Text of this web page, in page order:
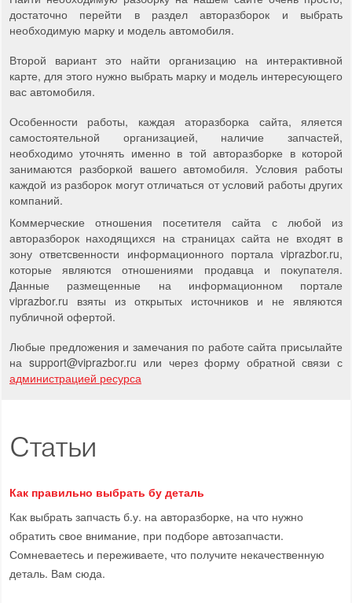
достаточно перейти в раздел авторазборок и выбрать
необходимую марку и модель автомобиля.
Второй вариант это найти организацию на интерактивной
карте, для этого нужно выбрать марку и модель интересующего
вас автомобиля.
Особенности работы, каждая аторазборка сайта, яляется
самостоятельной организацией, наличие запчастей,
необходимо уточнять именно в той авторазборке в которой
занимаются разборкой вашего автомобиля. Условия работы
каждой из разборок могут отличаться от условий работы других
компаний.
Коммерческие отношения посетителя сайта с любой из
авторазборок находящихся на страницах сайта не входят в
зону ответсвенности информационного портала viprazbor.ru,
которые являются отношениями продавца и покупателя.
Данные размещенные на информационном портале
viprazbor.ru взяты из открытых источников и не являются
публичной офертой.
Любые предложения и замечания по работе сайта присылайте
на support@viprazbor.ru или через форму обратной связи с
администрацией ресурса
Статьи
Как правильно выбрать бу деталь
Как выбрать запчасть б.у. на авторазборке, на что нужно
обратить свое внимание, при подборе автозапчасти.
Сомневаетесь и переживаете, что получите некачественную
деталь. Вам сюда.